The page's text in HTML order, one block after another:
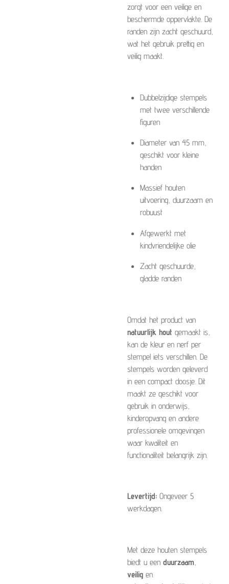
zorgt voor een veilige en
beschermde oppervlakte. De
randen zijn zacht geschuurd,
wat het gebruik prettig en
veilig maakt.
Dubbelzijdige stempels
met twee verschillende
figuren
Diameter van 45 mm,
geschikt voor kleine
handen
Massief houten
uitvoering, duurzaam en
robuust
Afgewerkt met
kindvriendelijke olie
Zacht geschuurde,
gladde randen
Omdat het product van
natuurlijk hout gemaakt is,
kan de kleur en nerf per
stempel iets verschillen. De
stempels worden geleverd
in een compact doosje. Dit
maakt ze geschikt voor
gebruik in onderwijs,
kinderopvang en andere
professionele omgevingen
waar kwaliteit en
functionaliteit belangrijk zijn.
Levertijd: Ongeveer 5
werkdagen.
Met deze houten stempels
biedt u een duurzaam
veilig en